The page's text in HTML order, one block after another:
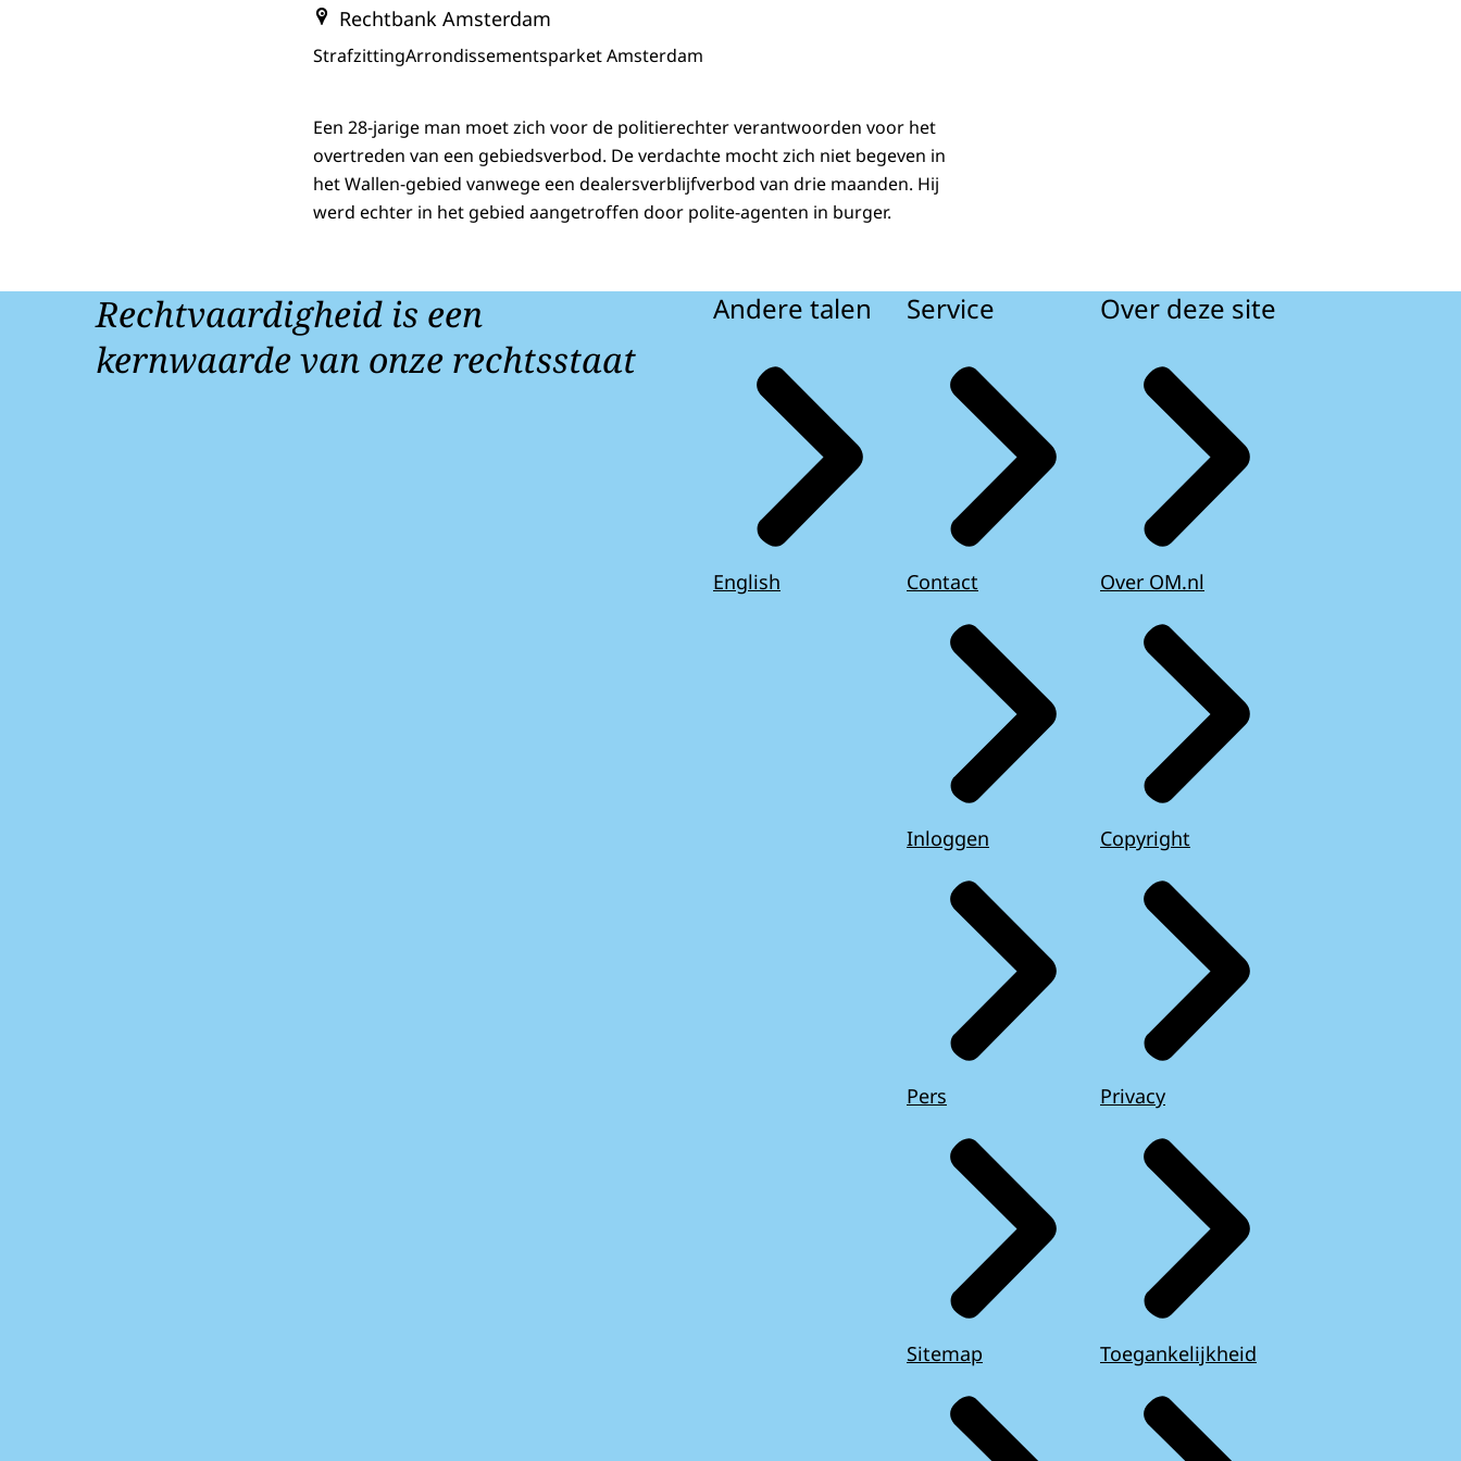
Rechtbank Amsterdam
StrafzittingArrondissementsparket Amsterdam
Een 28-jarige man moet zich voor de politierechter verantwoorden voor het
overtreden van een gebiedsverbod. De verdachte mocht zich niet begeven in
het Wallen-gebied vanwege een dealersverblijfverbod van drie maanden. Hij
werd echter in het gebied aangetroffen door polite-agenten in burger.
Rechtvaardigheid is een
kernwaarde van onze rechtsstaat
Andere talen
English
Service
Contact
Inloggen
Pers
Sitemap
Over deze site
Over OM.nl
Copyright
Privacy
Toegankelijkheid